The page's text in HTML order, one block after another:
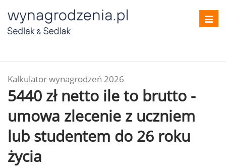
Kalkulator wynagrodzeń 2026
5440 zł netto ile to brutto -
umowa zlecenie z uczniem
lub studentem do 26 roku
życia